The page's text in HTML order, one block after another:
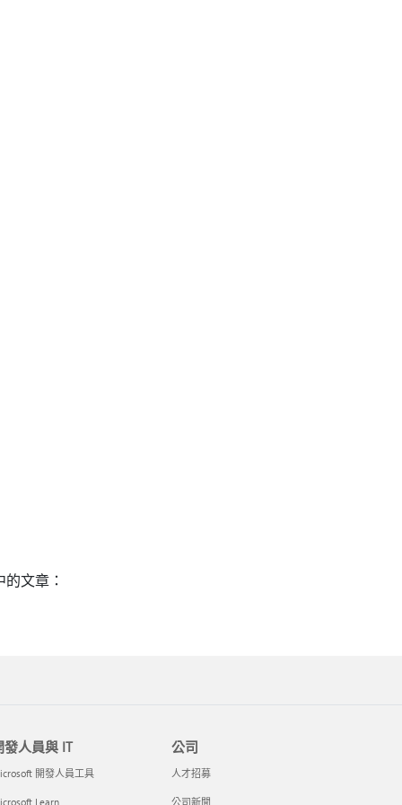
文章：
發人員與 IT
開發人員工具
Learn
公司
人才招募
公司新聞